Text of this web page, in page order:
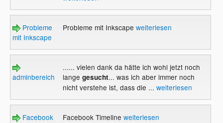
Probleme
mit Inkscape
Probleme mit Inkscape weiterlesen
adminbereich
...... vielen dank da hätte ich wohl jetzt noch
lange gesucht... was ich aber immer noch
nicht verstehe ist, dass die ... weiterlesen
Facebook
Facebook Timeline weiterlesen